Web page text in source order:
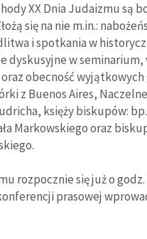
XX Dnia Judaizmu są
się na nie m.in.:
i spotkania w
dyskusyjne w seminarium,
obecność wyjątkowych
z Buenos Aires,
księży biskupów:
Markowskiego oraz
rozpocznie się już o godz.
prasowej